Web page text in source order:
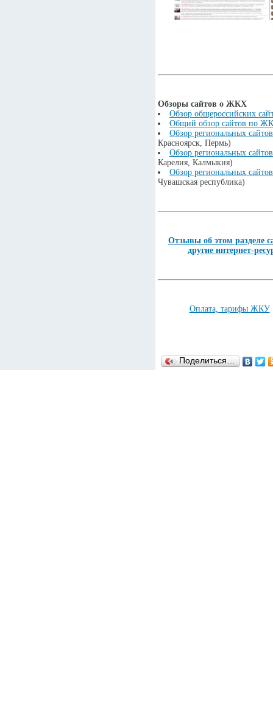
Обзоры сайтов о ЖКХ
Обзор общероссийских
Общий обзор сайтов по
Обзор региональных
Красноярск, Пермь)
Обзор региональных
Карелия, Калмыкия)
Обзор региональных
Чувашская республика)
Отзывы об этом разделе
другие интернет-
Оплата, тарифы ЖКУ
Поделиться…